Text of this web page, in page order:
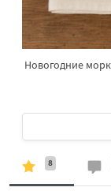
Новогодние
8